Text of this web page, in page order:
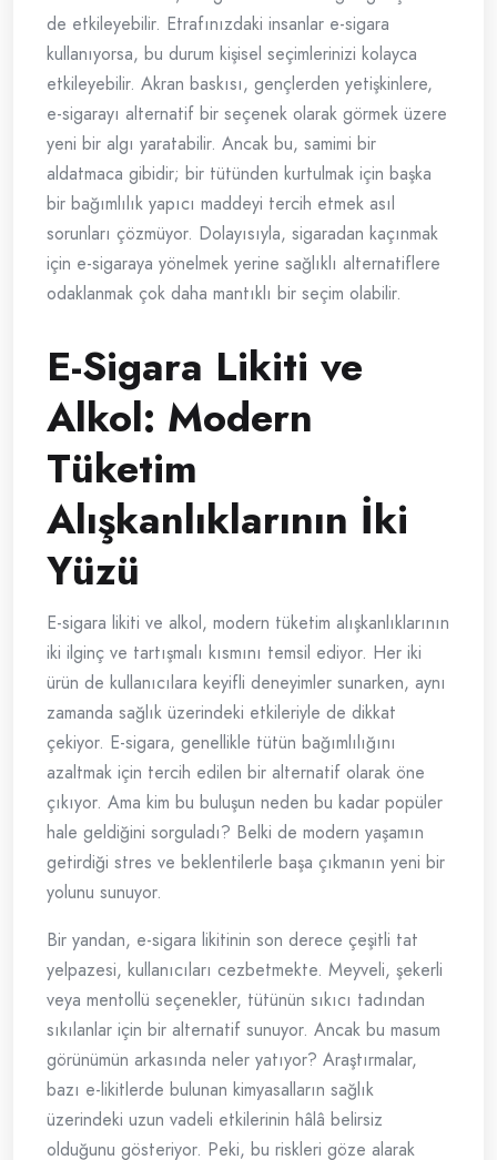
de etkileyebilir. Etrafınızdaki insanlar e-sigara
kullanıyorsa, bu durum kişisel seçimlerinizi kolayca
etkileyebilir. Akran baskısı, gençlerden yetişkinlere,
e-sigarayı alternatif bir seçenek olarak görmek üzere
yeni bir algı yaratabilir. Ancak bu, samimi bir
aldatmaca gibidir; bir tütünden kurtulmak için başka
bir bağımlılık yapıcı maddeyi tercih etmek asıl
sorunları çözmüyor. Dolayısıyla, sigaradan kaçınmak
için e-sigaraya yönelmek yerine sağlıklı alternatiflere
odaklanmak çok daha mantıklı bir seçim olabilir.
E-Sigara Likiti ve
Alkol: Modern
Tüketim
Alışkanlıklarının İki
Yüzü
E-sigara likiti ve alkol, modern tüketim alışkanlıklarının
iki ilginç ve tartışmalı kısmını temsil ediyor. Her iki
ürün de kullanıcılara keyifli deneyimler sunarken, aynı
zamanda sağlık üzerindeki etkileriyle de dikkat
çekiyor. E-sigara, genellikle tütün bağımlılığını
azaltmak için tercih edilen bir alternatif olarak öne
çıkıyor. Ama kim bu buluşun neden bu kadar popüler
hale geldiğini sorguladı? Belki de modern yaşamın
getirdiği stres ve beklentilerle başa çıkmanın yeni bir
yolunu sunuyor.
Bir yandan, e-sigara likitinin son derece çeşitli tat
yelpazesi, kullanıcıları cezbetmekte. Meyveli, şekerli
veya mentollü seçenekler, tütünün sıkıcı tadından
sıkılanlar için bir alternatif sunuyor. Ancak bu masum
görünümün arkasında neler yatıyor? Araştırmalar,
bazı e-likitlerde bulunan kimyasalların sağlık
üzerindeki uzun vadeli etkilerinin hâlâ belirsiz
olduğunu gösteriyor. Peki, bu riskleri göze alarak